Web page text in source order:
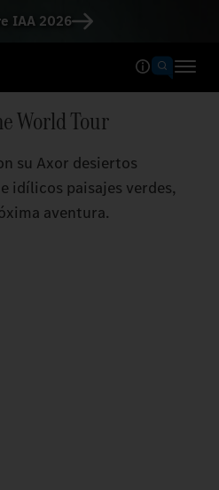
IAA 2026
World Tour
su Axor desiertos
idílicos paisajes verdes,
aventura.